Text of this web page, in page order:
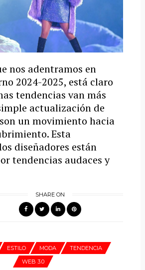
nos adentramos en
2024-2025, está claro
tendencias van más
actualización de
un movimiento hacia
Esta
diseñadores están
tendencias audaces y
SHARE ON
ESTILO MODA
TENDENCIA
WEB 3.0